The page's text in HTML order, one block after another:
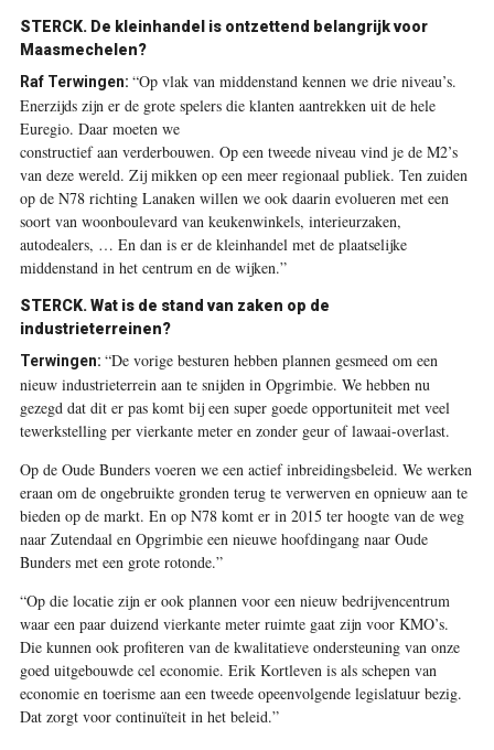
STERCK. De kleinhandel is ontzettend belangrijk voor
Maasmechelen?
Raf Terwingen: “Op vlak van middenstand kennen we drie niveau’s.
Enerzijds zijn er de grote spelers die klanten aantrekken uit de hele
Euregio. Daar moeten we
constructief aan verderbouwen. Op een tweede niveau vind je de M2’s
van deze wereld. Zij mikken op een meer regionaal publiek. Ten zuiden
op de N78 richting Lanaken willen we ook daarin evolueren met een
soort van woonboulevard van keukenwinkels, interieurzaken,
autodealers, … En dan is er de kleinhandel met de plaatselijke
middenstand in het centrum en de wijken.”
STERCK. Wat is de stand van zaken op de
industrieterreinen?
Terwingen: “De vorige besturen hebben plannen gesmeed om een
nieuw industrieterrein aan te snijden in Opgrimbie. We hebben nu
gezegd dat dit er pas komt bij een super goede opportuniteit met veel
tewerkstelling per vierkante meter en zonder geur of lawaai-overlast.
Op de Oude Bunders voeren we een actief inbreidingsbeleid. We werken
eraan om de ongebruikte gronden terug te verwerven en opnieuw aan te
bieden op de markt. En op N78 komt er in 2015 ter hoogte van de weg
naar Zutendaal en Opgrimbie een nieuwe hoofdingang naar Oude
Bunders met een grote rotonde.”
“Op die locatie zijn er ook plannen voor een nieuw bedrijvencentrum
waar een paar duizend vierkante meter ruimte gaat zijn voor KMO’s.
Die kunnen ook profiteren van de kwalitatieve ondersteuning van onze
goed uitgebouwde cel economie. Erik Kortleven is als schepen van
economie en toerisme aan een tweede opeenvolgende legislatuur bezig.
Dat zorgt voor continuïteit in het beleid.”